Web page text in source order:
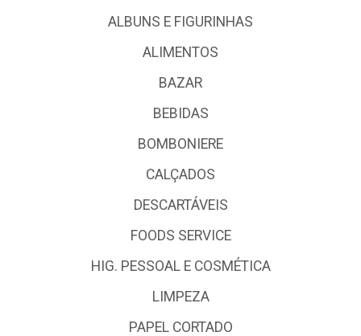
ALBUNS E FIGURINHAS
ALIMENTOS
BAZAR
BEBIDAS
BOMBONIERE
CALÇADOS
DESCARTÁVEIS
FOODS SERVICE
HIG. PESSOAL E COSMÉTICA
LIMPEZA
PAPEL CORTADO